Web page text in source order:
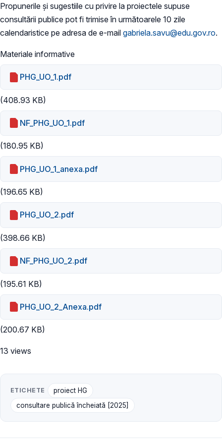
Propunerile și sugestiile cu privire la proiectele supuse
consultării publice pot fi trimise în următoarele 10 zile
calendaristice pe adresa de e-mail gabriela.savu@edu.gov.ro.
Materiale informative
PHG_UO_1.pdf
(408.93 KB)
NF_PHG_UO_1.pdf
(180.95 KB)
PHG_UO_1_anexa.pdf
(196.65 KB)
PHG_UO_2.pdf
(398.66 KB)
NF_PHG_UO_2.pdf
(195.61 KB)
PHG_UO_2_Anexa.pdf
(200.67 KB)
13 views
ETICHETE
proiect HG
consultare publică încheiată [2025]